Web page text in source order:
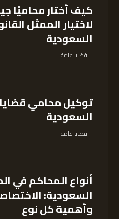
كيف أختار محاميًا
لاختيار الممثل
السعودية
قضايا عامة
توكيل محامي
السعودية
قضايا عامة
أنواع المحاكم في
السعودية:
وأهمية كل نوع